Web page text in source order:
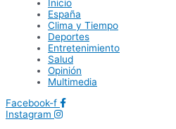
Inicio
España
Clima y Tiempo
Deportes
Entretenimiento
Salud
Opinión
Multimedia
Facebook-f
Instagram